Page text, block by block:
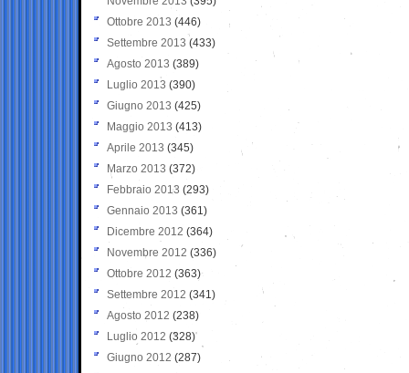
Ottobre 2013 (446)
Settembre 2013 (433)
Agosto 2013 (389)
Luglio 2013 (390)
Giugno 2013 (425)
Maggio 2013 (413)
Aprile 2013 (345)
Marzo 2013 (372)
Febbraio 2013 (293)
Gennaio 2013 (361)
Dicembre 2012 (364)
Novembre 2012 (336)
Ottobre 2012 (363)
Settembre 2012 (341)
Agosto 2012 (238)
Luglio 2012 (328)
Giugno 2012 (287)